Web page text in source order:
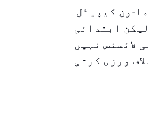
ون کیپیٹل
ابتدائی
لائسنس نہیں
ورزی کرتی